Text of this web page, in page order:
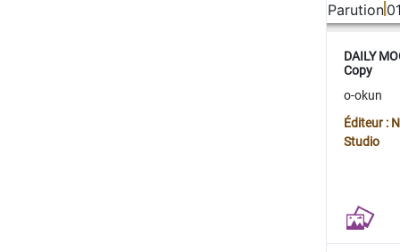
Parution
DAILY
Copy
o-okun
Éditeur :
Studio